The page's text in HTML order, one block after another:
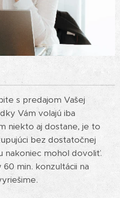
s predajom Vašej
Vám volajú iba
niekto aj dostane, je to
bez dostatočnej
nakoniec mohol dovoliť.
min. konzultácii na